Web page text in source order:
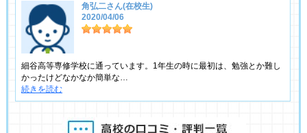
角弘二さん(在校生)
2020/04/06
細谷高等専修学校に通っています。1年生の時に最初は、勉強とか難し
かったけどなかなか簡単な…
続きを読む